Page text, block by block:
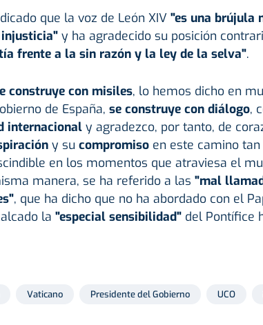
que la voz de León XIV "es una brújula
y ha agradecido su posición
frente a la sin razón y la ley de la selva".
construye con misiles, lo hemos dicho en
de España, se construye con diálogo,
internacionaly agradezco, por tanto, de
y su compromisoen este camino tan
en los momentos que atraviesa el
manera, se ha referido a las "mal
, que ha dicho que no ha abordado con el
la "especial sensibilidad"del Pontífice
Vaticano Presidente del Gobierno UCO